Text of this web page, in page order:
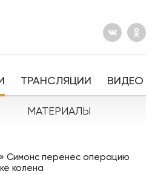
ТРАНСЛЯЦИИ ВИДЕО
МАТЕРИАЛЫ
Симонс перенес операцию
колена